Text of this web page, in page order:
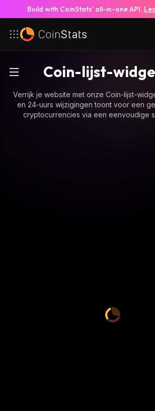
Build with CoinStats’ all-in-one API.
Coin-lijst-
Verrijk je website met onze Coin-lijst-
en 24-uurs wijzigingen toont voor een
cryptocurrencies via een eenvoudige